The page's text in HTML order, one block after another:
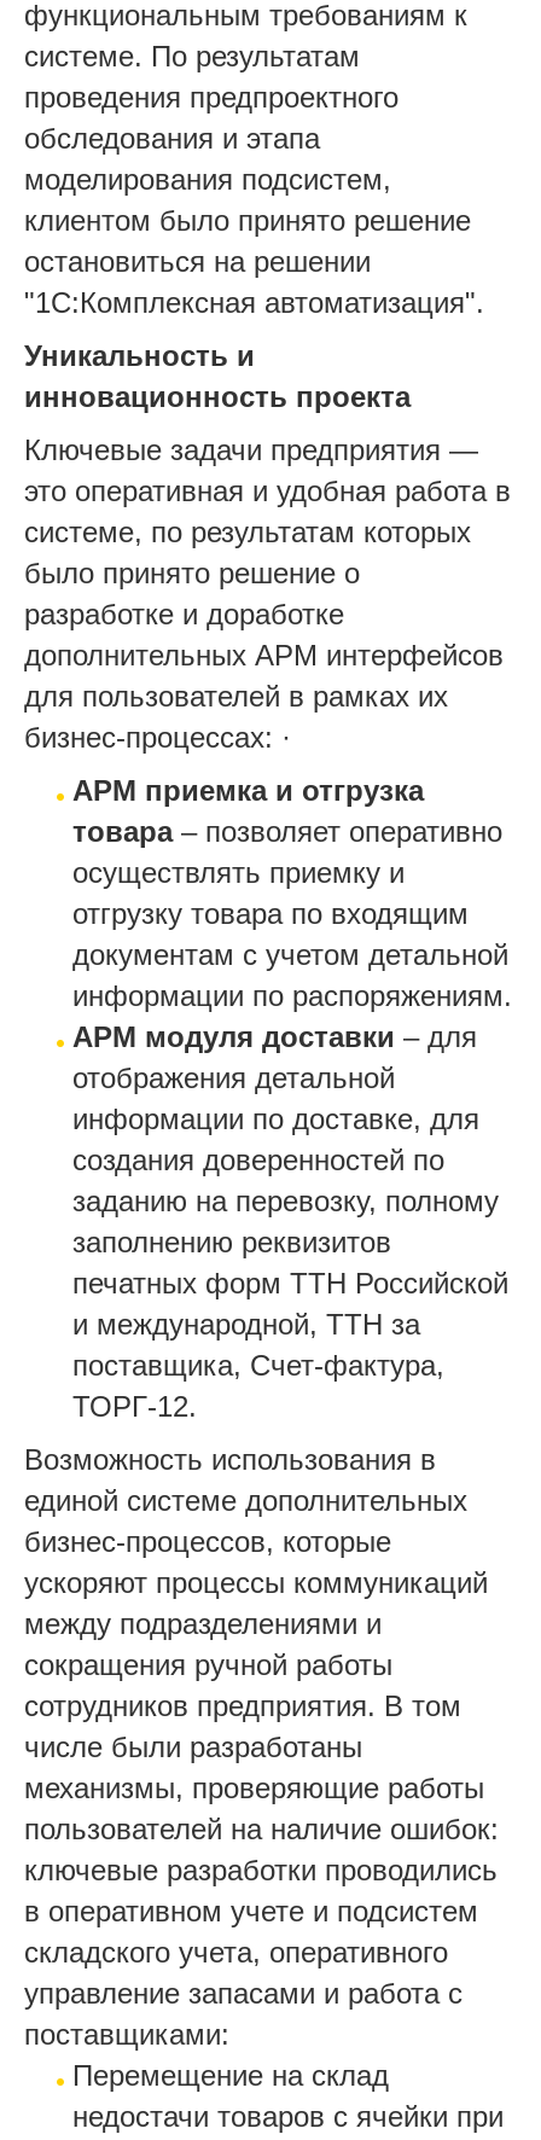
функциональным требованиям к
системе. По результатам
проведения предпроектного
обследования и этапа
моделирования подсистем,
клиентом было принято решение
остановиться на решении
"1С:Комплексная автоматизация".
Уникальность и
инновационность проекта
Ключевые задачи предприятия —
это оперативная и удобная работа в
системе, по результатам которых
было принято решение о
разработке и доработке
дополнительных АРМ интерфейсов
для пользователей в рамках их
бизнес-процессах: ·
АРМ приемка и отгрузка
товара– позволяет оперативно
осуществлять приемку и
отгрузку товара по входящим
документам с учетом детальной
информации по распоряжениям.
АРМ модуля доставки – для
отображения детальной
информации по доставке, для
создания доверенностей по
заданию на перевозку, полному
заполнению реквизитов
печатных форм ТТН Российской
и международной, ТТН за
поставщика, Счет-фактура,
ТОРГ-12.
Возможность использования в
единой системе дополнительных
бизнес-процессов, которые
ускоряют процессы коммуникаций
между подразделениями и
сокращения ручной работы
сотрудников предприятия. В том
числе были разработаны
механизмы, проверяющие работы
пользователей на наличие ошибок:
ключевые разработки проводились
в оперативном учете и подсистем
складского учета, оперативного
управление запасами и работа с
поставщиками:
Перемещение на склад
недостачи товаров с ячейки при